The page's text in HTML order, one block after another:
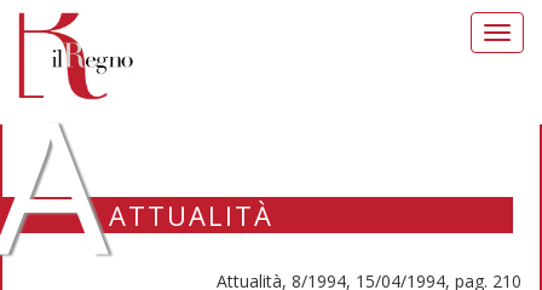
ATTUALITÀ
Attualità, 8/1994, 15/04/1994, pag. 210